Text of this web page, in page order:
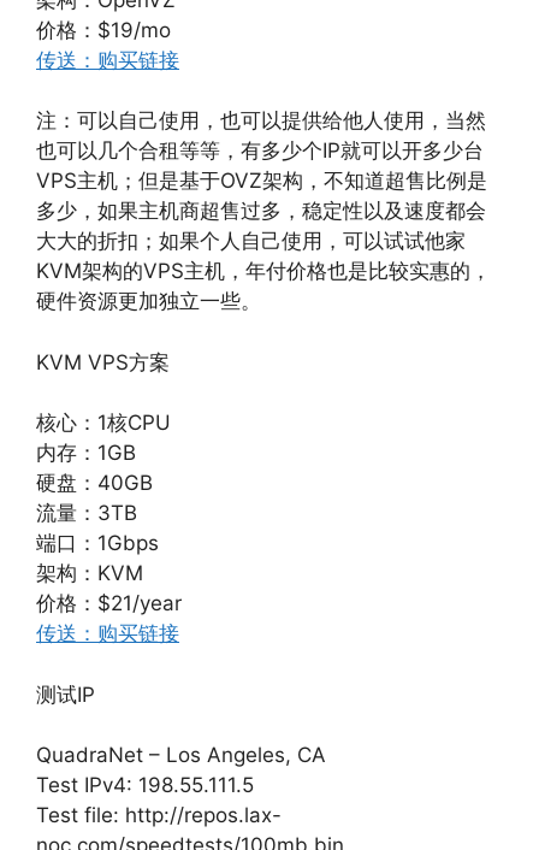
价格：$19/mo
传送：购买链接
注：可以自己使用，也可以提供给他人使用，当然
也可以几个合租等等，有多少个IP就可以开多少台
VPS主机；但是基于OVZ架构，不知道超售比例是
多少，如果主机商超售过多，稳定性以及速度都会
大大的折扣；如果个人自己使用，可以试试他家
KVM架构的VPS主机，年付价格也是比较实惠的，
硬件资源更加独立一些。
KVM VPS方案
核心：1核CPU
内存：1GB
硬盘：40GB
流量：3TB
端口：1Gbps
架构：KVM
价格：$21/year
传送：购买链接
测试IP
QuadraNet – Los Angeles, CA
Test IPv4: 198.55.111.5
Test file: http://repos.lax-